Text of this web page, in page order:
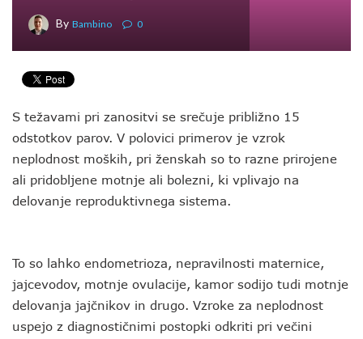
By Bambino 0
S težavami pri zanositvi se srečuje približno 15
odstotkov parov. V polovici primerov je vzrok
neplodnost moških, pri ženskah so to razne prirojene
ali pridobljene motnje ali bolezni, ki vplivajo na
delovanje reproduktivnega sistema.
To so lahko endometrioza, nepravilnosti maternice,
jajcevodov, motnje ovulacije, kamor sodijo tudi motnje
delovanja jajčnikov in drugo. Vzroke za neplodnost
uspejo z diagnostičnimi postopki odkriti pri večini